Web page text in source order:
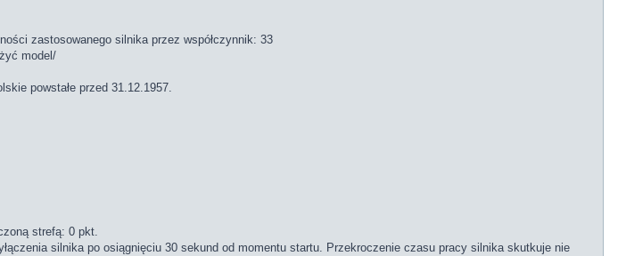
zastosowanego silnika przez współczynnik: 33
model/
powstałe przed 31.12.1957.
strefą: 0 pkt.
silnika po osiągnięciu 30 sekund od momentu startu. Przekroczenie czasu pracy silnika skutkuje nie